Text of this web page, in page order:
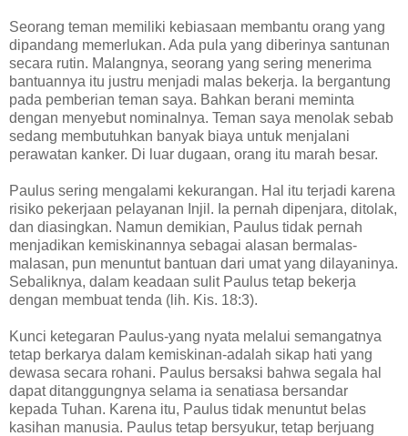
Seorang teman memiliki kebiasaan membantu orang yang
dipandang memerlukan. Ada pula yang diberinya santunan
secara rutin. Malangnya, seorang yang sering menerima
bantuannya itu justru menjadi malas bekerja. Ia bergantung
pada pemberian teman saya. Bahkan berani meminta
dengan menyebut nominalnya. Teman saya menolak sebab
sedang membutuhkan banyak biaya untuk menjalani
perawatan kanker. Di luar dugaan, orang itu marah besar.
Paulus sering mengalami kekurangan. Hal itu terjadi karena
risiko pekerjaan pelayanan Injil. Ia pernah dipenjara, ditolak,
dan diasingkan. Namun demikian, Paulus tidak pernah
menjadikan kemiskinannya sebagai alasan bermalas-
malasan, pun menuntut bantuan dari umat yang dilayaninya.
Sebaliknya, dalam keadaan sulit Paulus tetap bekerja
dengan membuat tenda (lih. Kis. 18:3).
Kunci ketegaran Paulus-yang nyata melalui semangatnya
tetap berkarya dalam kemiskinan-adalah sikap hati yang
dewasa secara rohani. Paulus bersaksi bahwa segala hal
dapat ditanggungnya selama ia senatiasa bersandar
kepada Tuhan. Karena itu, Paulus tidak menuntut belas
kasihan manusia. Paulus tetap bersyukur, tetap berjuang